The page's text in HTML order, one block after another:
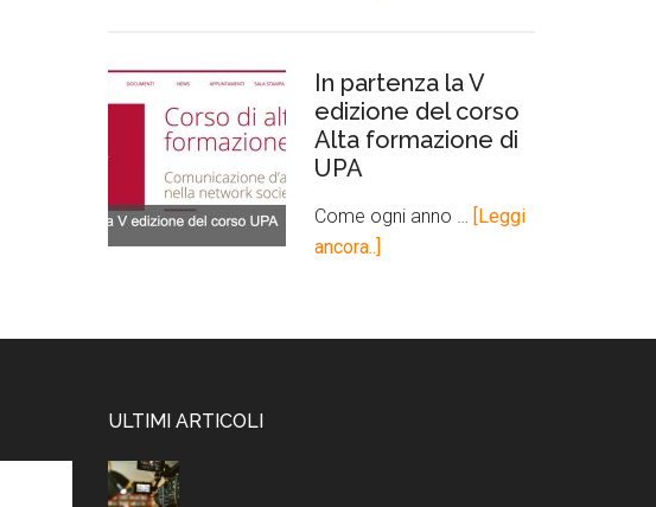
In partenza la V
edizione del corso
Alta formazione di
UPA
Come ogni anno …
[Leggi
ancora..]
ULTIMI ARTICOLI